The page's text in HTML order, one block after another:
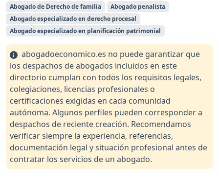
Abogado de Derecho de familia
Abogado penalista
Abogado especializado en derecho procesal
Abogado especializado en planificación patrimonial
abogadoeconomico.es no puede garantizar que
los despachos de abogados incluidos en este
directorio cumplan con todos los requisitos legales,
colegiaciones, licencias profesionales o
certificaciones exigidas en cada comunidad
autónoma. Algunos perfiles pueden corresponder a
despachos de reciente creación. Recomendamos
verificar siempre la experiencia, referencias,
documentación legal y situación profesional antes de
contratar los servicios de un abogado.